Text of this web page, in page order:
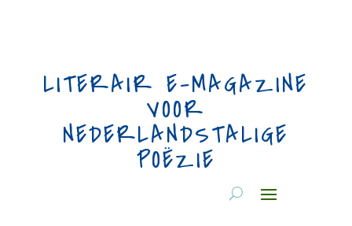
LITERAIR E-MAGAZINE
VOOR
NEDERLANDSTALIGE
POËZIE